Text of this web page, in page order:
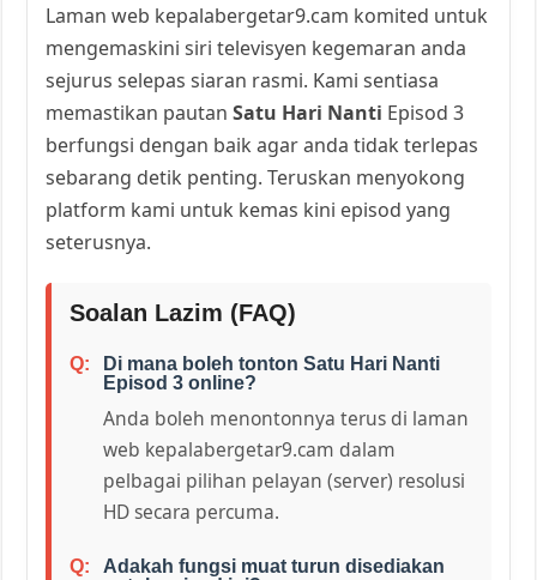
Laman web kepalabergetar9.cam komited untuk
mengemaskini siri televisyen kegemaran anda
sejurus selepas siaran rasmi. Kami sentiasa
memastikan pautanSatu Hari Nanti Episod 3
berfungsi dengan baik agar anda tidak terlepas
sebarang detik penting. Teruskan menyokong
platform kami untuk kemas kini episod yang
seterusnya.
Soalan Lazim (FAQ)
Di mana boleh tonton Satu Hari Nanti
Episod 3 online?
Anda boleh menontonnya terus di laman
web kepalabergetar9.cam dalam
pelbagai pilihan pelayan (server) resolusi
HD secara percuma.
Adakah fungsi muat turun disediakan